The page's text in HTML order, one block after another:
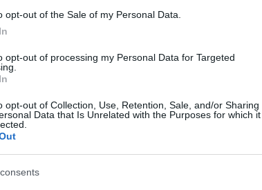
opt-out of the Sale of my Personal Data.
opt-out of processing my Personal Data for Targeted
opt-out of Collection, Use, Retention, Sale, and/or Sharing
Data that Is Unrelated with the Purposes for which it
è un
d’arte che incarna secoli di tradizione
decorato con oro, argento e gioielli, è solo
per le sue strade, si possono
che raccontano storie di un passato ricco e
di epoche lontane, rendendo ogni visita